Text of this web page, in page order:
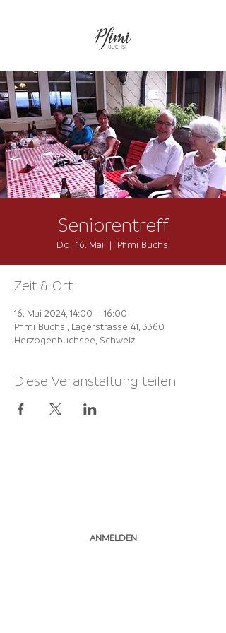
Seniorentreff
Do., 16. Mai
  |
Pfimi Buchsi
Zeit & Ort
16. Mai 2024, 14:00 – 16:00
Pfimi Buchsi, Lagerstrasse 41, 3360
Herzogenbuchsee, Schweiz
Diese Veranstaltung teilen
ANMELDEN